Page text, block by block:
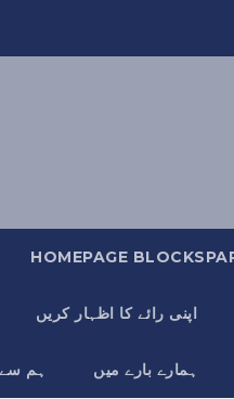
HOMEPAGE
اپنی رائے کا اظہار کریں
ہم سے ہمارے بارے میں